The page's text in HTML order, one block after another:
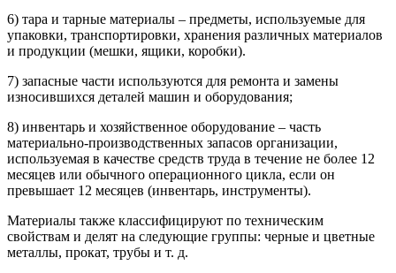
6) тара и тарные материалы – предметы, используемые для
упаковки, транспортировки, хранения различных материалов
и продукции (мешки, ящики, коробки).
7) запасные части используются для ремонта и замены
износившихся деталей машин и оборудования;
8) инвентарь и хозяйственное оборудование – часть
материально-производственных запасов организации,
используемая в качестве средств труда в течение не более 12
месяцев или обычного операционного цикла, если он
превышает 12 месяцев (инвентарь, инструменты).
Материалы также классифицируют по техническим
свойствам и делят на следующие группы: черные и цветные
металлы, прокат, трубы и т. д.